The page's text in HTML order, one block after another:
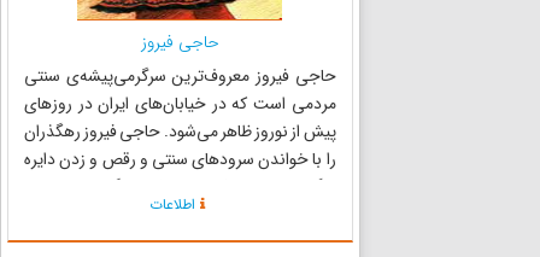
حاجی فیروز
حاجی فیروز معروف‌ترین سرگرمی‌پیشه‌ی سنتی
مردمی است که در خیابان‌های ایران در روزهای
پیش از نوروز ظاهر می‌شود. حاجی فیروز رهگذران
را با خواندن سرودهای سنتی و رقص و زدن دایره
زنگی در قبال دریافت چند سکه، سرگرم می‌کند. وی
به ندرت ممکن است در خانه‌ی مردم را بکوبد، که آن
گاه به محض باز شدن...
اطلاعات